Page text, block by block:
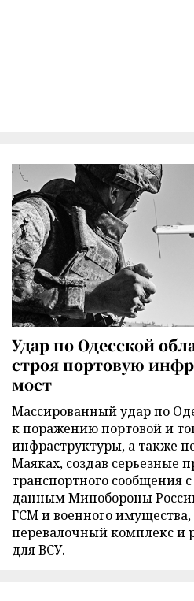
Удар по Одесской
строя портовую
мост
Массированный удар по
к поражению портовой и
инфраструктуры, а также
Маяках, создав серьезные
транспортного сообщения
данным Минобороны
ГСМ и военного
перевалочный комплекс и
для ВСУ.